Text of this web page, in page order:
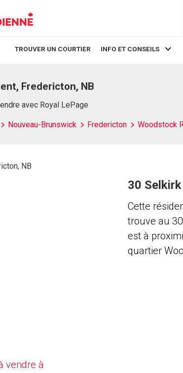
TROUVER UN COURTIER INFO ET CONSEILS
Fredericton, NB
avec Royal LePage
Nouveau-Brunswick Fredericton Woodstock
vendre à
30
Cette
trouve au
est à
quartier